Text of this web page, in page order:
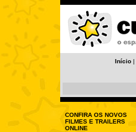
Início |
CONFIRA OS NOVOS
FILMES E TRAILERS
ONLINE